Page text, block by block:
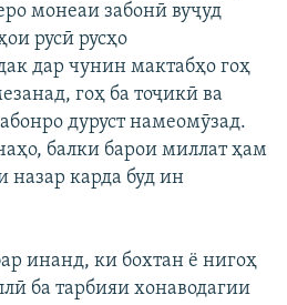
монеаи забонӣ вуҷуд
русӣ русҳо
дар чунин мактабҳо гоҳ
гоҳ ба тоҷикӣ ва
дуруст намеомӯзад.
балки барои миллат ҳам
назар карда буд ин
инанд, ки бохтан ё нигоҳ
ба тарбияи хонаводагии